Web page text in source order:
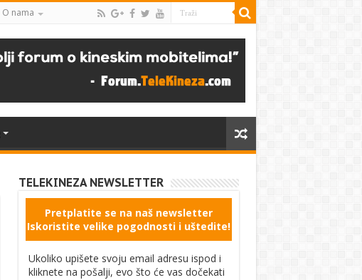
O nama
TELEKINEZA NEWSLETTER
Pretplatite se na naš newsletter
Iskoristite velike pogodnosti i uštedite!
Ukoliko upišete svoju email adresu ispod i
kliknete na pošalji, evo što će vas dočekati